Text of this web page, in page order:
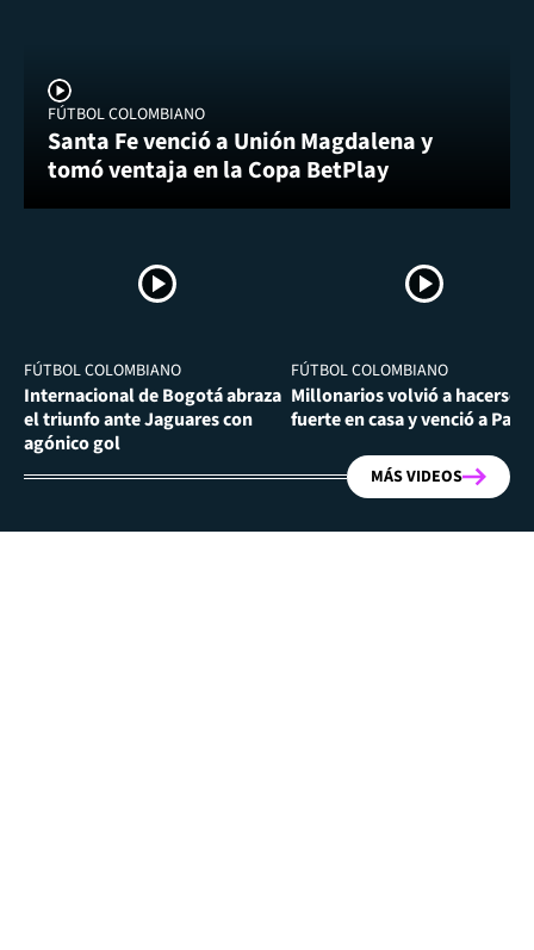
FÚTBOL COLOMBIANO
Santa Fe venció a Unión Magdalena y
tomó ventaja en la Copa BetPlay
FÚTBOL COLOMBIANO
Internacional de Bogotá abraza
el triunfo ante Jaguares con
agónico gol
FÚTBOL COLOMBIANO
Millonarios volvió a hacerse
fuerte en casa y venció a
MÁS VIDEOS